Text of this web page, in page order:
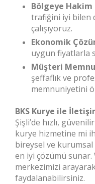
Bölgeye Hakim
trafiğini iyi bilen
çalışıyoruz.
Ekonomik
uygun fiyatlarla
Müşteri
şeffaflık ve
memnuniyetini
BKS Kurye ile
Şişli’de hızlı,
kurye hizmetine mi
bireysel ve kurumsal
en iyi çözümü sunar.
merkezimizi
faydalanabilirsiniz.